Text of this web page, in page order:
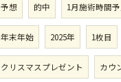
予想 的中 1月施術時間
年末年始 2025年 1枚目
クリスマスプレゼント カウ